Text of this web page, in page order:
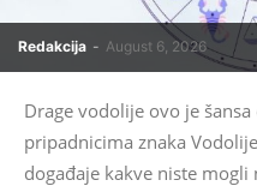
Redakcija - August 6, 2026
Drage vodolije ovo je
pripadnicima znaka
događaje kakve niste